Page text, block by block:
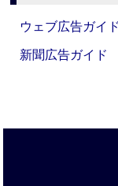
ウェブ広告ガイド
新聞広告ガイド